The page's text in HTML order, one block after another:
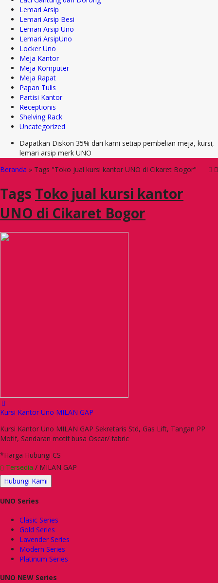
Lemari Arsip
Lemari Arsip Besi
Lemari Arsip Uno
Lemari ArsipUno
Locker Uno
Meja Kantor
Meja Komputer
Meja Rapat
Papan Tulis
Partisi Kantor
Receptionis
Shelving Rack
Uncategorized
Dapatkan Diskon 35% dari kami setiap pembelian meja, kursi,
lemari arsip merk UNO
Beranda » Tags "Toko jual kursi kantor UNO di Cikaret Bogor"
Tags Toko jual kursi kantor
UNO di Cikaret Bogor
Kursi Kantor Uno MILAN GAP
Kursi Kantor Uno MILAN GAP Sekretaris Std, Gas Lift, Tangan PP
Motif, Sandaran motif busa Oscar/ fabric
*Harga Hubungi CS
Tersedia / MILAN GAP
Hubungi Kami
UNO Series
Clasic Series
Gold Series
Lavender Series
Modern Series
Platinum Series
UNO NEW Series